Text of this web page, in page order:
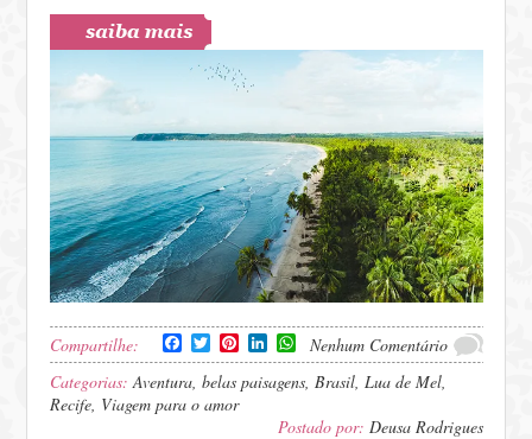
Compartilhe: Facebook
TwitterPinterestLinkedInWhatsApp
Nenhum Comentário
Categorias:Aventura ,belas paisagens Brasil Lua de Mel
Recife Viagem para o amor
Postado por: Deusa Rodrigues